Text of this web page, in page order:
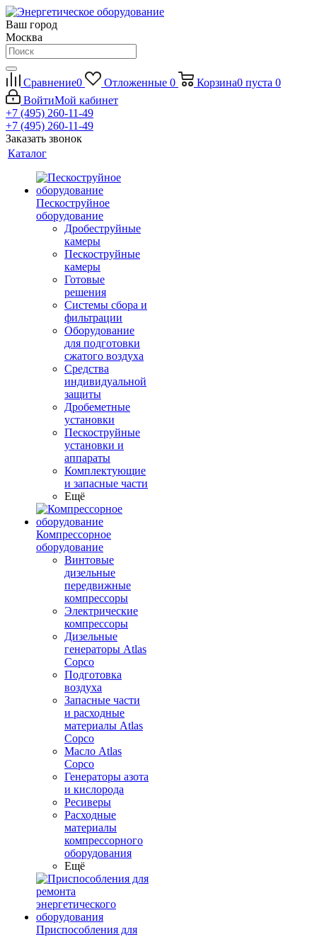
Ваш город
Москва
Сравнение0 Отложенные 0 Корзина0 пуста 0
ВойтиМой кабинет
+7 (495) 260-11-49
+7 (495) 260-11-49
Заказать звонок
Каталог
Пескоструйное
оборудование
Дробеструйные
камеры
Пескоструйные
камеры
Готовые
решения
Системы сбора и
фильтрации
Оборудование
для подготовки
сжатого воздуха
Средства
индивидуальной
защиты
Дробеметные
установки
Пескоструйные
установки и
аппараты
Комплектующие
и запасные части
Ещё
Компрессорное
оборудование
Винтовые
дизельные
передвижные
компрессоры
Электрические
компрессоры
Дизельные
генераторы Atlas
Copco
Подготовка
воздуха
Запасные части
и расходные
материалы Atlas
Copco
Масло Atlas
Copco
Генераторы азота
и кислорода
Ресиверы
Расходные
материалы
компрессорного
оборудования
Ещё
Приспособления для